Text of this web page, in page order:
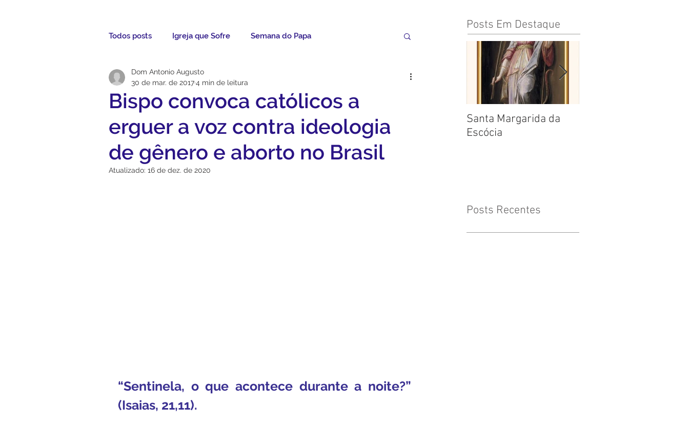
Todos posts Igreja que Sofre Semana do Papa
Mensagem da Semana
Artigos Avisos da Paróquia
Párocos Pároco Atual Homilias Paróquia Padroeira
Bispo convoca católicos a
erguer a voz contra ideologia
de gênero e aborto no Brasil
Dom Antonio Augusto
30 de mar. de 20174 min de leitura
Atualizado: 16 de dez. de 2020
“Sentinela, o que acontece durante a noite?”
(Isaias, 21,11).
Posts Em Destaque
Santa Margarida da
Escócia
Posts Recentes